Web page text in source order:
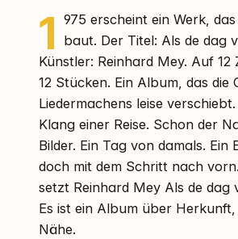
1 975 erscheint ein Werk,
baut. Der Titel: Als de dag
Künstler: Reinhard Mey. Auf 12
12 Stücken. Ein Album, das die
Liedermachens leise
Klang einer Reise. Schon der
Bilder. Ein Tag von damals. Ein
doch mit dem Schritt nach
setzt Reinhard Mey Als de dag
Es ist ein Album über
Nähe.